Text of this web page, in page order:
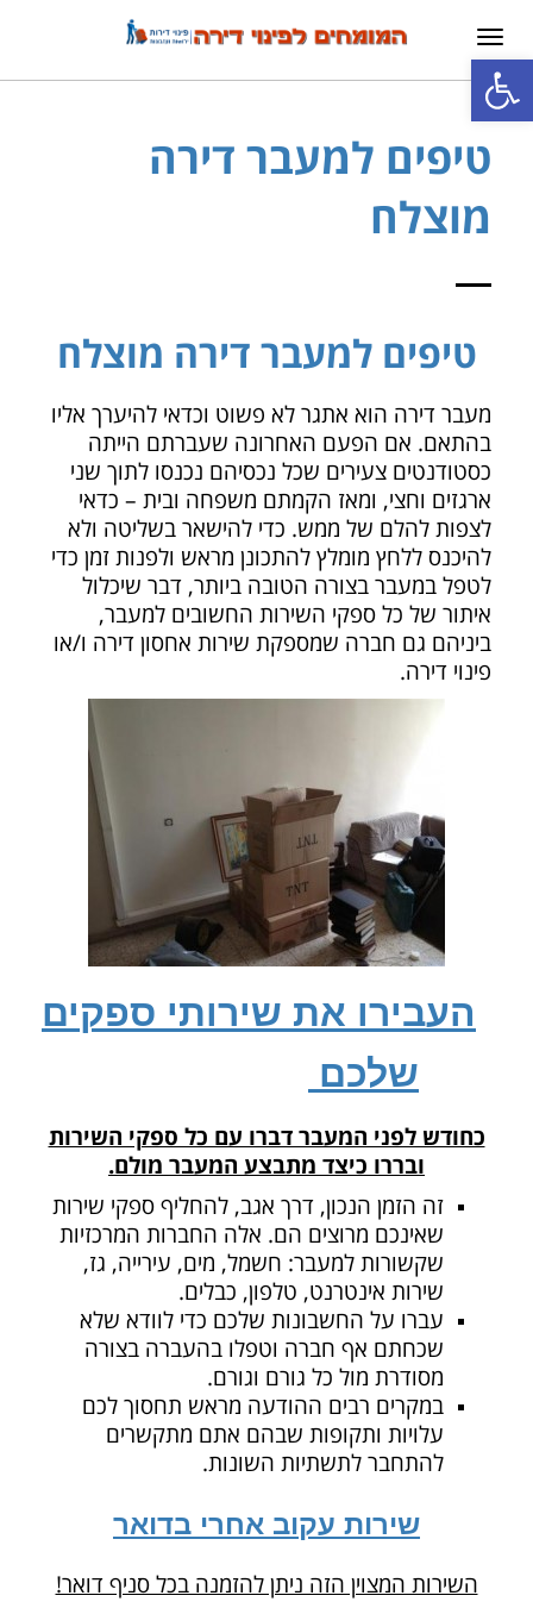
פתח סרגל נגישות
תפריט
טיפים למעבר דירה
מוצלח
טיפים למעבר דירה מוצלח
מעבר דירה הוא אתגר לא פשוט וכדאי להיערך אליו
בהתאם. אם הפעם האחרונה שעברתם הייתה
כסטודנטים צעירים שכל נכסיהם נכנסו לתוך שני
ארגזים וחצי, ומאז הקמתם משפחה ובית – כדאי
לצפות להלם של ממש. כדי להישאר בשליטה ולא
להיכנס ללחץ מומלץ להתכונן מראש ולפנות זמן כדי
לטפל במעבר בצורה הטובה ביותר, דבר שיכלול
איתור של כל ספקי השירות החשובים למעבר,
ביניהם גם חברה שמספקת שירות אחסון דירה ו/או
פינוי דירה.
העבירו את שירותי ספקים
שלכם
כחודש לפני המעבר דברו עם כל ספקי השירות
ובררו כיצד מתבצע המעבר מולם.
זה הזמן הנכון, דרך אגב, להחליף ספקי שירות
שאינכם מרוצים הם. אלה החברות המרכזיות
שקשורות למעבר: חשמל, מים, עירייה, גז,
שירות אינטרנט, טלפון, כבלים.
עברו על החשבונות שלכם כדי לוודא שלא
שכחתם אף חברה וטפלו בהעברה בצורה
מסודרת מול כל גורם וגורם.
במקרים רבים ההודעה מראש תחסוך לכם
עלויות ותקופות שבהם אתם מתקשרים
להתחבר לתשתיות השונות.
שירות עקוב אחרי בדואר
השירות המצוין הזה ניתן להזמנה בכל סניף דואר!